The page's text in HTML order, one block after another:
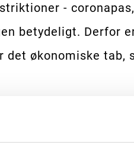
-
betydeligt. Derfor
økonomiske
millioner til